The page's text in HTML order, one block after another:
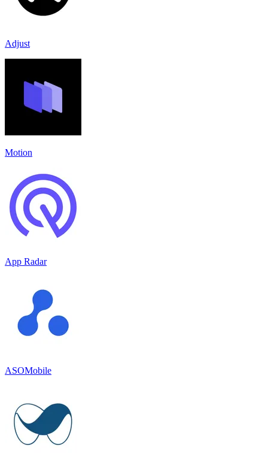
Adjust
Motion
App Radar
ASOMobile